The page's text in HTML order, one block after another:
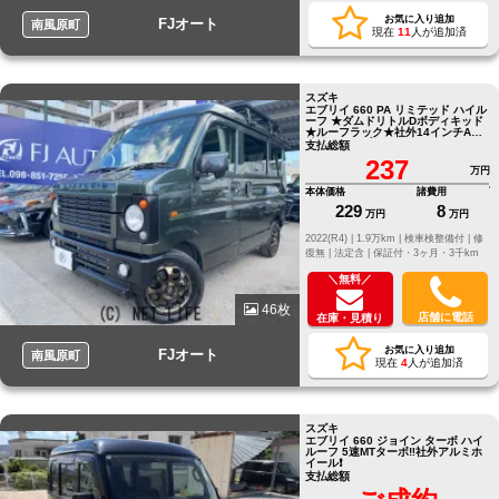
南風原町 FJオート お気に入り追加
現在 11 人が追加済
46枚
南風原町 FJオート
スズキ
エブリイ 660 PA リミテッド ハイル
ーフ ★ダムドリトルDボディキッド
★ルーフラック★社外14インチAW★
純正ディスプレイオーディオ★Bカ
メラ
支払総額
237
万円
本体価格
229 万円
諸費用
8 万円
修
復無 | 法定含 | 保証付・3ヶ月・3千km
＼無料／
在庫・見積り 店舗に電話
お気に入り追加
現在 4人が追加済
スズキ
エブリイ 660 ジョイン ターボ ハイ
ルーフ 5速MTターボ‼️社外アルミホ
イール❗️
支払総額